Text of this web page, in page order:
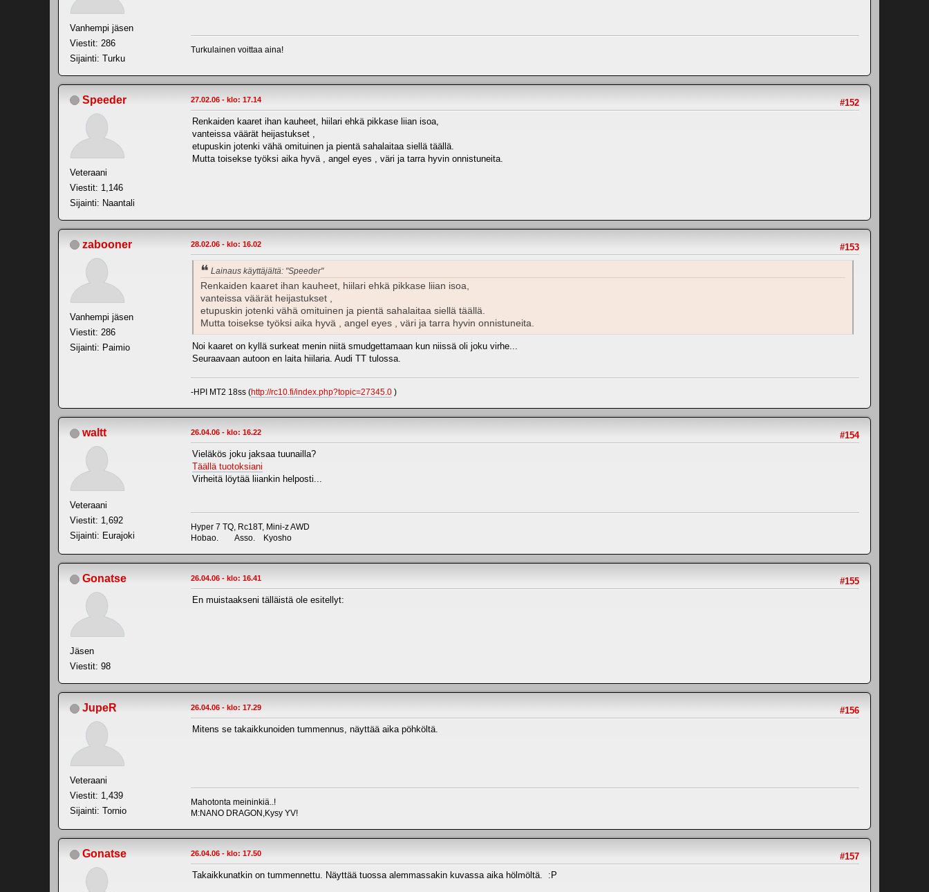
Vanhempi jäsen
Viestit: 286
Sijainti: Turku
Turkulainen voittaa aina!
Speeder
Veteraani
Viestit: 1,146
Sijainti: Naantali
#152
27.02.06 - klo: 17.14
Renkaiden kaaret ihan kauheet, hiilari ehkä pikkase liian isoa,
vanteissa väärät heijastukset ,
etupuskin jotenki vähä omituinen ja pientä sahalaitaa siellä täällä.
Mutta toisekse työksi aika hyvä , angel eyes , väri ja tarra hyvin onnistuneita.
zabooner
Vanhempi jäsen
Viestit: 286
Sijainti: Paimio
#153
28.02.06 - klo: 16.02
Lainaus käyttäjältä: "Speeder"
Renkaiden kaaret ihan kauheet, hiilari ehkä pikkase liian isoa,
vanteissa väärät heijastukset ,
etupuskin jotenki vähä omituinen ja pientä sahalaitaa siellä täällä.
Mutta toisekse työksi aika hyvä , angel eyes , väri ja tarra hyvin onnistuneita.
Noi kaaret on kyllä surkeat menin niitä smudgettamaan kun niissä oli joku virhe...
Seuraavaan autoon en laita hiilaria. Audi TT tulossa.
-HPI MT2 18ss (http://rc10.fi/index.php?topic=27345.0 )
waltt
Veteraani
Viestit: 1,692
Sijainti: Eurajoki
#154
26.04.06 - klo: 16.22
Vieläkös joku jaksaa tuunailla?
Täällä tuotoksiani
Virheitä löytää liiankin helposti...
Hyper 7 TQ, Rc18T, Mini-z AWD
Hobao. Asso. Kyosho
Gonatse
Jäsen
Viestit: 98
#155
26.04.06 - klo: 16.41
En muistaakseni tälläistä ole esitellyt:
JupeR
Veteraani
Viestit: 1,439
Sijainti: Tornio
#156
26.04.06 - klo: 17.29
Mitens se takaikkunoiden tummennus, näyttää aika pöhköltä.
Mahotonta meininkiä..!
M:NANO DRAGON,Kysy YV!
Gonatse #157
26.04.06 - klo: 17.50
Takaikkunatkin on tummennettu. Näyttää tuossa alemmassakin kuvassa aika hölmöltä. :P